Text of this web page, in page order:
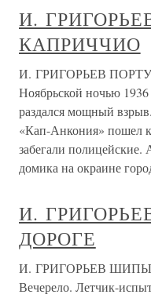
И.
КАПРИЧЧИО
И. ГРИГОРЬЕВ
Ноябрьской ночью
раздался мощный
«Кап-Анкония» пошел
забегали полицейские.
домика на окраине
И.
ДОРОГЕ
И. ГРИГОРЬЕВ ШИПЫ
Вечерело. Летчик-